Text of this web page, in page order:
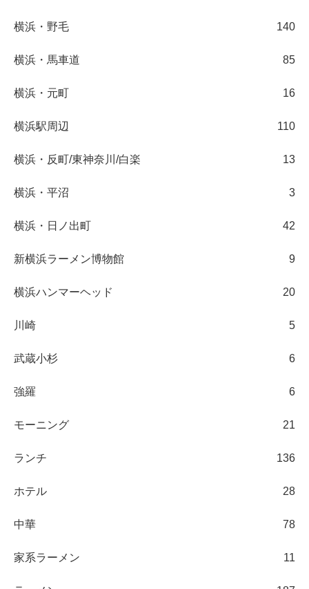
横浜・野毛 140
横浜・馬車道 85
横浜・元町 16
横浜駅周辺 110
横浜・反町/東神奈川/白楽 13
横浜・平沼 3
横浜・日ノ出町 42
新横浜ラーメン博物館 9
横浜ハンマーヘッド 20
川崎 5
武蔵小杉 6
強羅 6
モーニング 21
ランチ 136
ホテル 28
中華 78
家系ラーメン 11